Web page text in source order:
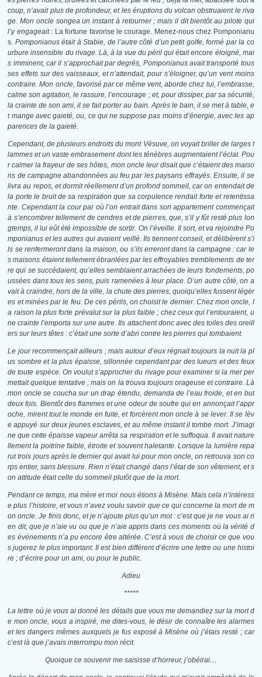
coup, n’avait plus de profondeur, et les éruptions du volcan obstruaient le riva
ge. Mon oncle songea un instant à retourner ; mais il dit bientôt au pilote qui
l’y engageait : La fortune favorise le courage. Menez-nous chez Pomponianu
s. Pomponianus était à Stabie, de l’autre côté d’un petit golfe, formé par la co
urbure insensible du rivage. Là, à la vue du péril qui était encore éloigné, mai
s imminent, car il s’approchait par degrés, Pomponianus avait transporté tous
ses effets sur des vaisseaux, et n’attendait, pour s’éloigner, qu’un vent moins
contraire. Mon oncle, favorisé par ce même vent, aborde chez lui, l’embrasse,
calme son agitation, le rassure, l’encourage ; et, pour dissiper, par sa sécurité,
la crainte de son ami, il se fait porter au bain. Après le bain, il se met à table, e
t mange avec gaieté, ou, ce qui ne suppose pas moins d’énergie, avec les ap
parences de la gaieté.
Cependant, de plusieurs endroits du mont Vésuve, on voyait briller de larges f
lammes et un vaste embrasement dont les ténèbres augmentaient l’éclat. Pou
r calmer la frayeur de ses hôtes, mon oncle leur disait que c’étaient des maiso
ns de campagne abandonnées au feu par les paysans effrayés. Ensuite, il se
livra au repos, et dormit réellement d’un profond sommeil, car on entendait de
la porte le bruit de sa respiration que sa corpulence rendait forte et retentissa
nte. Cependant la cour par où l’on entrait dans son appartement commençait
à s’encombrer tellement de cendres et de pierres, que, s’il y fût resté plus lon
gtemps, il lui eût été impossible de sortir. On l’éveille. Il sort, et va rejoindre Po
mponianus et les autres qui avaient veillé. Ils tiennent conseil, et délibèrent s’i
ls se renfermeront dans la maison, ou s’ils erreront dans la campagne : car le
s maisons étaient tellement ébranlées par les effroyables tremblements de ter
re qui se succédaient, qu’elles semblaient arrachées de leurs fondements, po
ussées dans tous les sens, puis ramenées à leur place. D’un autre côté, on a
vait à craindre, hors de la ville, la chute des pierres, quoiqu’elles fussent légèr
es et minées par le feu. De ces périls, on choisit le dernier. Chez mon oncle, l
a raison la plus forte prévalut sur la plus faible ; chez ceux qui l’entouraient, u
ne crainte l’emporta sur une autre. Ils attachent donc avec des toiles des oreill
ers sur leurs têtes : c’était une sorte d’abri contre les pierres qui tombaient.
Le jour recommençait ailleurs ; mais autour d’eux régnait toujours la nuit la pl
us sombre et la plus épaisse, sillonnée cependant par des lueurs et des feux
de toute espèce. On voulut s’approcher du rivage pour examiner si la mer per
mettait quelque tentative ; mais on la trouva toujours orageuse et contraire. Là
mon oncle se coucha sur un drap étendu, demanda de l’eau froide, et en but
deux fois. Bientôt des flammes et une odeur de soufre qui en annonçait l’appr
oche, mirent tout le monde en fuite, et forcèrent mon oncle à se lever. Il se lèv
e appuyé sur deux jeunes esclaves, et au même instant il tombe mort. J’imagi
ne que cette épaisse vapeur arrêta sa respiration et le suffoqua. Il avait nature
llement la poitrine faible, étroite et souvent haletante. Lorsque la lumière repa
rut trois jours après le dernier qui avait lui pour mon oncle, on retrouva son co
rps entier, sans blessure. Rien n’était changé dans l’état de son vêtement, et s
on attitude était celle du sommeil plutôt que de la mort.
Pendant ce temps, ma mère et moi nous étions à Misène. Mais cela n’intéress
e plus l’histoire, et vous n’avez voulu savoir que ce qui concerne la mort de m
on oncle. Je finis donc, et je n’ajoute plus qu’un mot : c’est que je ne vous ai ri
en dit, que je n’aie vu ou que je n’aie appris dans ces moments où la vérité d
es événements n’a pu encore être altérée. C’est à vous de choisir ce que vou
s jugerez le plus important. Il est bien différent d’écrire une lettre ou une histoi
re ; d’écrire pour un ami, ou pour le public.
Adieu
*****
La lettre où je vous ai donné les détails que vous me demandiez sur la mort d
e mon oncle, vous a inspiré, me dites-vous, le désir de connaître les alarmes
et les dangers mêmes auxquels je fus exposé à Misène où j’étais resté ; car
c’est là que j’avais interrompu mon récit.
Quoique ce souvenir me saisisse d’horreur, j’obéirai…